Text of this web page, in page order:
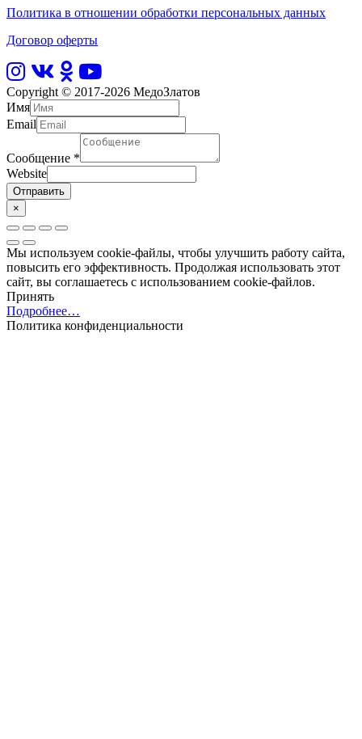
Политика в отношении обработки персональных данных
Договор оферты
Copyright © 2017-2026 МедоЗлатов
Имя
Email
Сообщение *
Website
Отправить
×
Мы используем cookie-файлы, чтобы улучшить работу сайта,
повысить его эффективность. Продолжая использовать этот
сайт, вы соглашаетесь с использованием cookie-файлов.
Принять
Подробнее…
Политика конфиденциальности